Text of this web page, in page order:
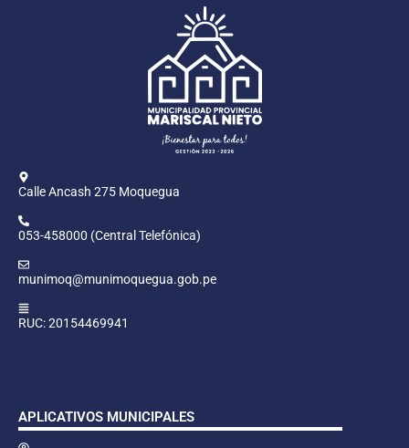
Calle Ancash 275 Moquegua
053-458000 (Central Telefónica)
munimoq@munimoquegua.gob.pe
RUC: 20154469941
APLICATIVOS MUNICIPALES